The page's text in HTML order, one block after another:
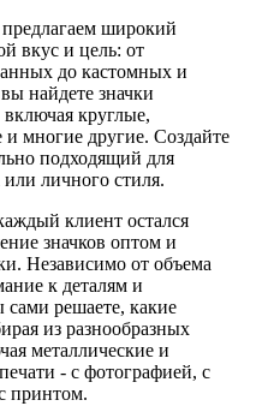
широкий
вкус и цель: от
до кастомных и
найдете значки
круглые,
и многие другие. Создайте
подходящий для
личного стиля.
клиент остался
значков оптом и
Независимо от объема
к деталям и
решаете, какие
из разнообразных
металлические и
- с фотографией, с
принтом.